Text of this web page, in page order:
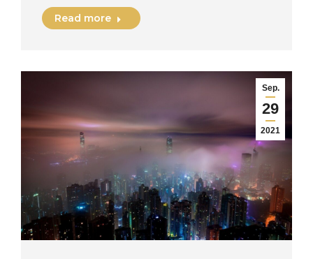
Read more
Sep.
29
2021